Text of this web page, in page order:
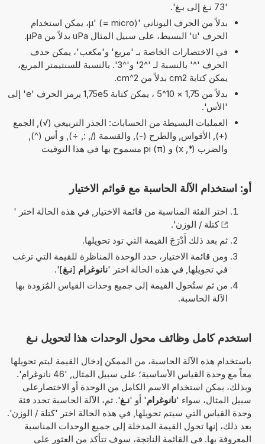
'73 نـغ إلى بـغ'.
بدلاً من الحرف اليوناني 'µ' (= micro)، يمكن استخدام
الحرف 'u' البسيط، على سبيل المثال uPa بدلاً من µPa.
في الاختصارات الخاصة بـ 'مربع' و'مكعب'، يمكن حذف
الحرف '^' بالنسبة لـ '^2' و'^3'. بالنسبة للسنتيمتر المربع،
يمكن كتابة cm2 بدلاً من cm^2.
بدلاً من 1,75 × 10^5 ، يمكن كتابة 1,75e5 يرمز الحرف 'e' إلى
'الأس'.
العمليات البسيطة من الحسابات: الجذر التربيعي (√), الجمع
(+), الأقواس, والطرح (-), والقسمة (/, :, ÷), و أس (^),
والضرب (*, x) و pi (π) مسموح بها في هذا التوقيت
أو: استخدام الآلة الحاسبة مع قوائم الاختيار
اختر الفئة المناسبة من قائمة الاختيار, في هذه الحالة اختر '
كتلة / الوزن'.
ثم بعد ذلك أَدْرَجَ القيمة التي تود تحويلها.
ومن قائمة الاختيار، حدد الوحدة المناظرة للقيمة التي ترغب
في تحويلها, في هذه الحالة اختر 'نانوغرام [نـغ]'.
من ثم ستُحول القيمة إلى جميع وحدات القياس المُزودة بها
الآلة الحاسبة.
استخدم كامل وظائف محول الوحدات هذا لتحويل نـغ
باستخدام هذه الآلة الحاسبة، من الممكن إدخال القيمة ليتم تحويلها
معاً مع وحدة القياس الأساسية؛ على سبيل المثال, '46 نانوغرام'.
وبذلك، يمكن استخدام الاسم الكامل من الوحدة أو الاختصارعلى
سبيل المثال، سواء 'نانوغرام' أو 'نـغ'. ثم، الآلة الحاسبة تحدد فئة
وحدة القياس التي سيتم تحويلها, في هذه الحالة اختر 'كتلة / الوزن'.
بعد ذلك، إنها تحول القيمة المدخلة إلى جميع الوحدات المناسبة
المعروفة بها. في القائمة الناتجة، سوف تتأكد من العثور على